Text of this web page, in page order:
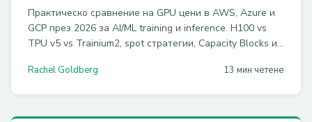
Практическо сравнение на GPU цени в AWS, Azure и
GCP през 2026 за AI/ML training и inference. H100 vs
TPU v5 vs Trainium2, spot стратегии, Capacity Blocks и
Rachel Goldberg 13 мин четене